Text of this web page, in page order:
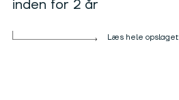
inden for 2 år
Læs hele opslaget